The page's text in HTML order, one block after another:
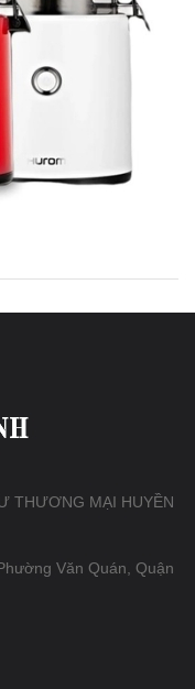
THƯƠNG MẠI HUYỀN
Văn Quán, Quận